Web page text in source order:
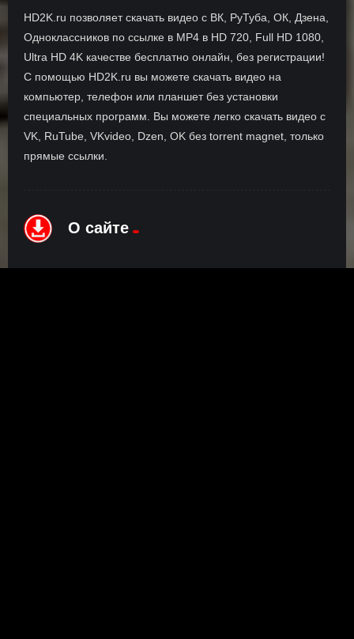
HD2K.ru позволяет скачать видео с ВК, РуТуба, ОК, Дзена,
Одноклассников по ссылке в MP4 в HD 720, Full HD 1080,
Ultra HD 4K качестве бесплатно онлайн, без регистрации!
С помощью HD2K.ru вы можете скачать видео на
компьютер, телефон или планшет без установки
специальных программ. Вы можете легко скачать видео с
VK, RuTube, VKvideo, Dzen, OK без torrent magnet, только
прямые ссылки.
О сайте